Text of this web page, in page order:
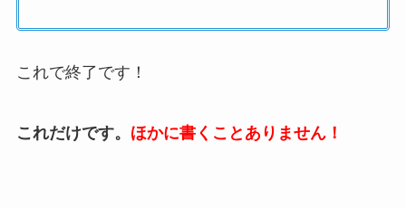
これで終了です！
これだけです。 ほかに書くことありません！